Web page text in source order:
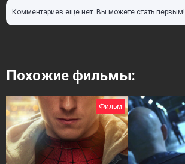
Комментариев еще нет. Вы можете стать первым!
Похожие фильмы:
Фильм